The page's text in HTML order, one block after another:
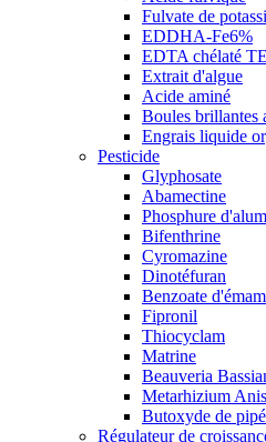
Fulvate de
EDDHA-Fe6%
EDTA chélaté TE
Extrait d'algue
Acide aminé
Boules brillantes
Engrais liquide
Pesticide
Glyphosate
Abamectine
Phosphure
Bifenthrine
Cyromazine
Dinotéfuran
Benzoate
Fipronil
Thiocyclam
Matrine
Beauveria
Metarhizium
Butoxyde de
Régulateur de